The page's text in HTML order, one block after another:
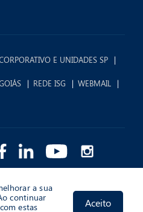
E UNIDADES SP
REDE ISG WEBMAIL
a sua
continuar
estas
Aceito